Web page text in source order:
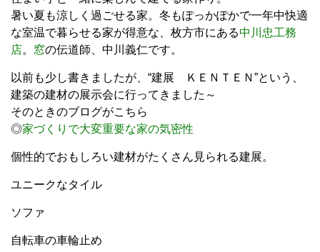
暑い夏も涼しく過ごせる家。冬もぽっかぽかで一年中快適
な室温で暮らせる家が得意な、枚方市にある中川忠工務
店。 窓の伝道師、中川義仁です。
以前も少し書きましたが、“建展 ＫＥＮＴＥＮ”という、
建築の建材の展示会に行ってきました～
そのときのブログがこちら
◎家づくりで大変重要な家の気密性
個性的でおもしろい建材がたくさん見られる建展。
ユニークなタイル
ソファ
自転車の車輪止め